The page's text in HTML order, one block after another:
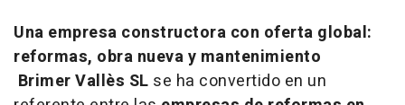
Una empresa constructora con oferta global:
reformas, obra nueva y mantenimiento
Brimer Vallès SL se ha convertido en un